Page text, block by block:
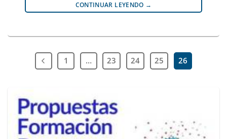
CONTINUAR LEYENDO →
1 … 23 24 25 26